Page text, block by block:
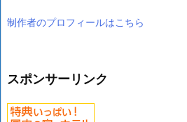
制作者のプロフィールはこちら
スポンサーリンク